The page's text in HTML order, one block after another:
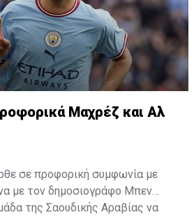
Μαχρέζ και Αλ
σε προφορική συμφωνία με
με τον δημοσιογράφο Μπεν
της Σαουδικής Αραβίας να